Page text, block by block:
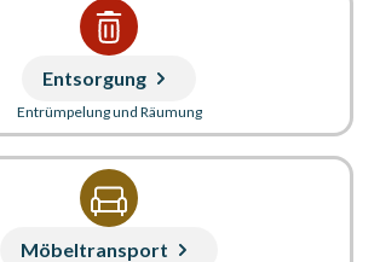
Entsorgung
Entrümpelung und Räumung
Möbeltransport